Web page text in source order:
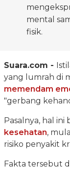
mental
fisik.
Suara.com -
yang lumrah di
memendam
"gerbang
Pasalnya, hal ini
kesehatan,
risiko penyakit
Fakta tersebut